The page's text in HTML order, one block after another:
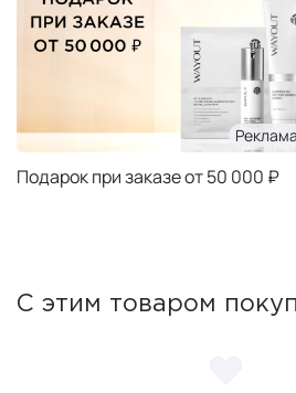
Реклама
Подарок при заказе от 50 000 ₽
С этим товаром